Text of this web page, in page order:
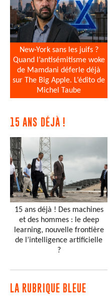
New-York sans les juifs ?
Quand l’antisémitisme woke
de Mamdani déferle déjà
sur The Big Apple. L’édito de
Michel Taube
15 ANS DÉJÀ !
15 ans déjà ! Des machines
et des hommes : le deep
learning, nouvelle frontière
de l’intelligence artificielle
?
LA RUBRIQUE BLEUE